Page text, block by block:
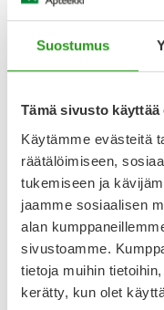
Suostumus
Tämä sivusto käyttää
Käytämme evästeitä
räätälöimiseen,
tukemiseen ja
jaamme sosiaalisen
alan
sivustoamme.
tietoja muihin
kerätty, kun olet
Lääke on itsehoidossa
Annostus
Kun laastarihoito
vahvuus valitaan
Pakkauksessa on
aloitetaan
Näytä koko kuvaus
Lääkkeillä ja